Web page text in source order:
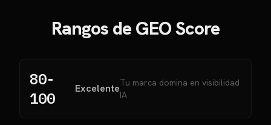
Rangos de GEO Score
80-
100
ExcelenteTu marca domina en visibilidad
IA